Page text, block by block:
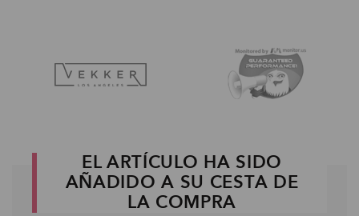
EL ARTÍCULO HA SIDO
AÑADIDO A SU CESTA DE
LA COMPRA